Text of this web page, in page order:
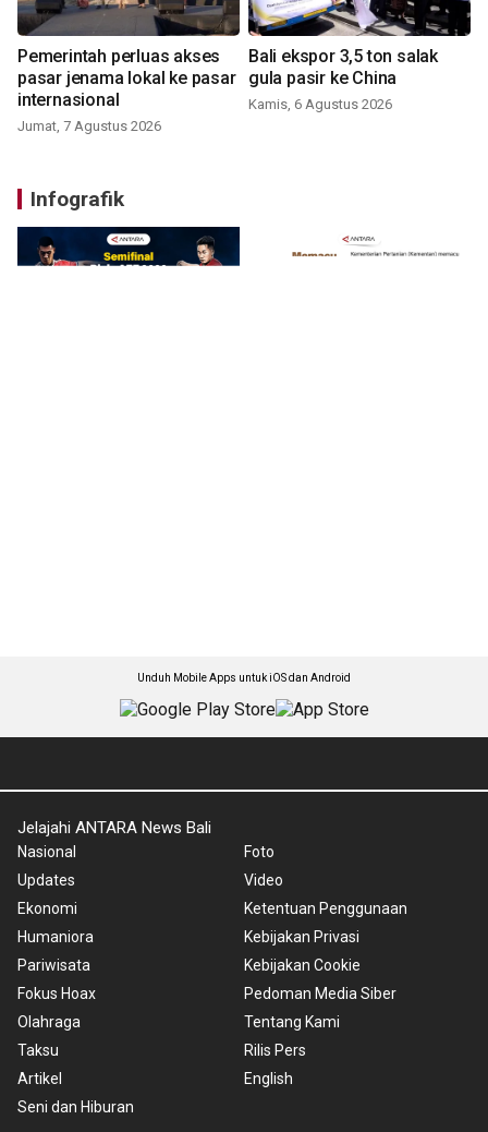
Pemerintah perluas akses
pasar jenama lokal ke pasar
internasional
Jumat, 7 Agustus 2026
Bali ekspor 3,5 ton salak
gula pasir ke China
Kamis, 6 Agustus 2026
Infografik
Unduh Mobile Apps untuk iOS dan Android
Jelajahi ANTARA News Bali
Nasional
Updates
Ekonomi
Humaniora
Pariwisata
Fokus Hoax
Olahraga
Taksu
Artikel
Seni dan Hiburan
Foto
Video
Ketentuan Penggunaan
Kebijakan Privasi
Kebijakan Cookie
Pedoman Media Siber
Tentang Kami
Rilis Pers
English